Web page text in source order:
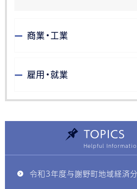
商業・工業
雇用・就業
TOPICS
令和3年度与謝野町地域経済